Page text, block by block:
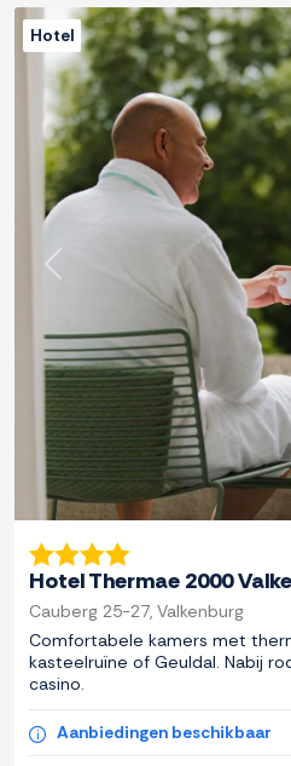
Previous
Hotel
Hotel Thermae 2000
Cauberg 25-27, Valkenburg
Comfortabele kamers met
kasteelruïne of Geuldal. Nabij
casino.
Aanbiedingen beschikbaar